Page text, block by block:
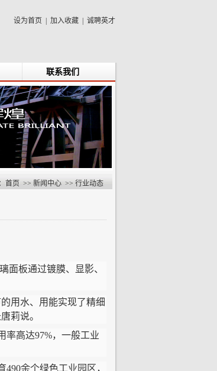
设为首页 加入收藏 诚聘英才
联系我们
首页 >> 新闻中心 >> 行业动态
面板通过镀膜、显影、
用水、用能实现了精细
莉说。
高达97%，一般工业
余个绿色工业园区，